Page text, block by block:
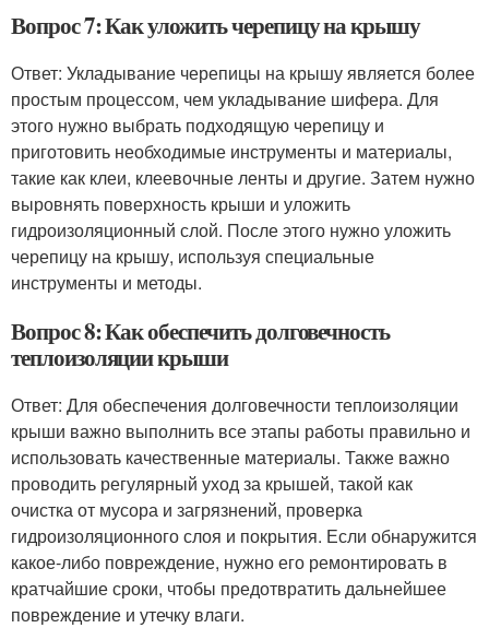
Вопрос 7: Как уложить черепицу на крышу
Ответ: Укладывание черепицы на крышу является более
простым процессом, чем укладывание шифера. Для
этого нужно выбрать подходящую черепицу и
приготовить необходимые инструменты и материалы,
такие как клеи, клеевочные ленты и другие. Затем нужно
выровнять поверхность крыши и уложить
гидроизоляционный слой. После этого нужно уложить
черепицу на крышу, используя специальные
инструменты и методы.
Вопрос 8: Как обеспечить долговечность
теплоизоляции крыши
Ответ: Для обеспечения долговечности теплоизоляции
крыши важно выполнить все этапы работы правильно и
использовать качественные материалы. Также важно
проводить регулярный уход за крышей, такой как
очистка от мусора и загрязнений, проверка
гидроизоляционного слоя и покрытия. Если обнаружится
какое-либо повреждение, нужно его ремонтировать в
кратчайшие сроки, чтобы предотвратить дальнейшее
повреждение и утечку влаги.